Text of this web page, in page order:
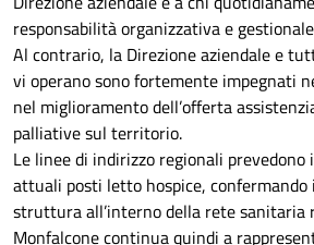
responsabilità organizzativa e
Al contrario, la Direzione aziendale e
vi operano sono fortemente impegnati
nel miglioramento dell’offerta
palliative sul territorio.
Le linee di indirizzo regionali
attuali posti letto hospice,
struttura all’interno della rete sanitaria
Monfalcone continua quindi a